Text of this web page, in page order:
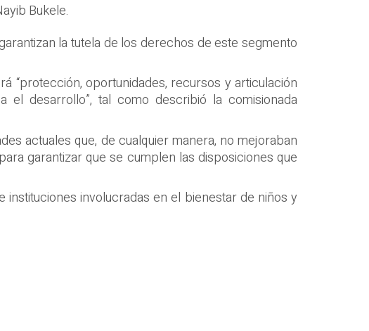
Bukele.
la tutela de los derechos de este segmento
“protección, oportunidades, recursos y articulación
desarrollo”, tal como describió la comisionada
actuales que, de cualquier manera, no mejoraban
garantizar que se cumplen las disposiciones que
involucradas en el bienestar de niños y